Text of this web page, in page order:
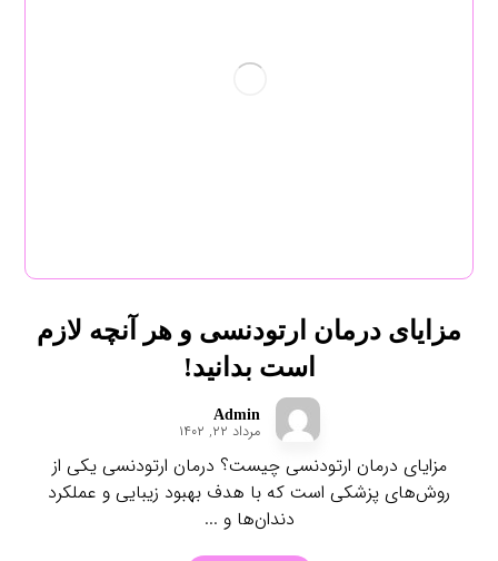
مزایای درمان ارتودنسی و هر آنچه لازم
است بدانید!
Admin
مرداد ۲۲, ۱۴۰۲
مزایای درمان ارتودنسی چیست؟ درمان ارتودنسی یکی از
روش‌های پزشکی است که با هدف بهبود زیبایی و عملکرد
دندان‌ها و ...